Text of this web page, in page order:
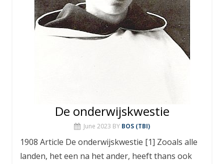
De onderwijskwestie
June 2023 BY BOS (TBI)
1908 Article De onderwijskwestie [1] Zooals alle
landen, het een na het ander, heeft thans ook